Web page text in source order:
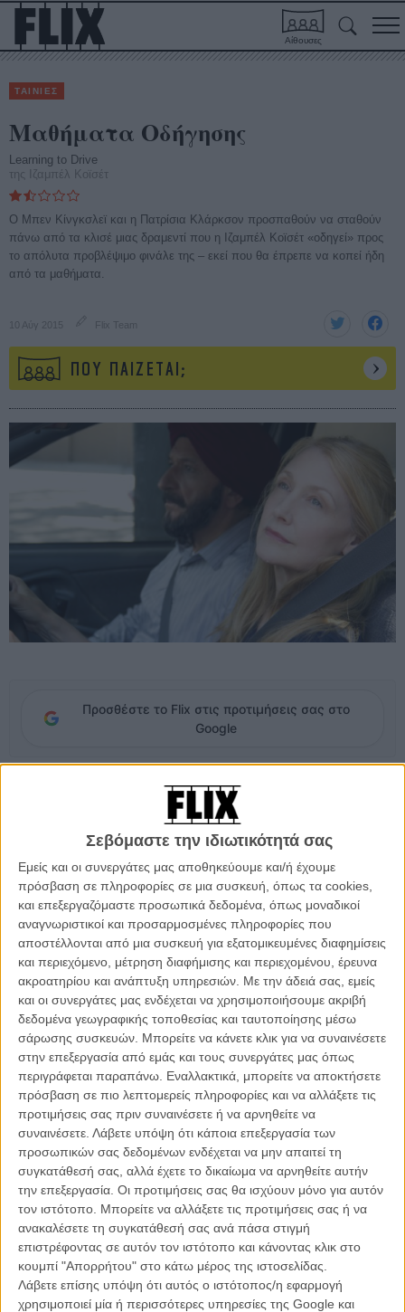
Σεβόμαστε την ιδιωτικότητά σας
Εμείς και οι συνεργάτες μας αποθηκεύουμε και/ή έχουμε
πρόσβαση σε πληροφορίες σε μια συσκευή, όπως τα cookies,
και επεξεργαζόμαστε προσωπικά δεδομένα, όπως μοναδικοί
αναγνωριστικοί και προσαρμοσμένες πληροφορίες που
αποστέλλονται από μια συσκευή για εξατομικευμένες διαφημίσεις
και περιεχόμενο, μέτρηση διαφήμισης και περιεχομένου, έρευνα
ακροατηρίου και ανάπτυξη υπηρεσιών. Με την άδειά σας, εμείς
και οι συνεργάτες μας ενδέχεται να χρησιμοποιήσουμε ακριβή
δεδομένα γεωγραφικής τοποθεσίας και ταυτοποίησης μέσω
σάρωσης συσκευών. Μπορείτε να κάνετε κλικ για να συναινέσετε
στην επεξεργασία από εμάς και τους συνεργάτες μας όπως
περιγράφεται παραπάνω. Εναλλακτικά, μπορείτε να αποκτήσετε
πρόσβαση σε πιο λεπτομερείς πληροφορίες και να αλλάξετε τις
προτιμήσεις σας πριν συναινέσετε ή να αρνηθείτε να
συναινέσετε. Λάβετε υπόψη ότι κάποια επεξεργασία των
προσωπικών σας δεδομένων ενδέχεται να μην απαιτεί τη
συγκατάθεσή σας, αλλά έχετε το δικαίωμα να αρνηθείτε αυτήν
την επεξεργασία. Οι προτιμήσεις σας θα ισχύουν μόνο για αυτόν
τον ιστότοπο. Μπορείτε να αλλάξετε τις προτιμήσεις σας ή να
ανακαλέσετε τη συγκατάθεσή σας ανά πάσα στιγμή
επιστρέφοντας σε αυτόν τον ιστότοπο και κάνοντας κλικ στο
κουμπί "Απορρήτου" στο κάτω μέρος της ιστοσελίδας.
Λάβετε επίσης υπόψη ότι αυτός ο ιστότοπος/η εφαρμογή
χρησιμοποιεί μία ή περισσότερες υπηρεσίες της Google και
Αίθουσες
ΤΑΙΝΙΕΣ
Μαθήματα Οδήγησης
Learning to Drive
της Ιζαμπέλ Κοϊσέτ
O Μπεν Κίνγκσλεϊ και η Πατρίσια Κλάρκσον προσπαθούν να σταθούν
πάνω από τα κλισέ μιας δραμεντί που η Ιζαμπέλ Κοϊσέτ «οδηγεί» προς
το απόλυτα προβλέψιμο φινάλε της – εκεί που θα έπρεπε να κοπεί ήδη
από τα μαθήματα.
10 Αύγ 2015 Flix Team
ΠΟΥ ΠΑΙΖΕΤΑΙ;
Προσθέστε το Flix στις προτιμήσεις σας στο
Google
Η Γουέντι είναι μια συγγραφέας που ο σύζυγος της μόλις την
εγκατέλειψε για μια νεότερη γυναίκα- ο Νταρβάν είναι ένας
γλυκομίλητος ταξιτζής από την Ινδία που είναι έτοιμος να
παντρευτεί με προξενιό. Καθώς η Γούεντι προσπαθεί να κερδίσει και
πάλι την ανεξαρτησία της, συναντά ένα εμπόδιο ιδιαίτερα κοινό
στους Νεοϋρκέζους: δεν ξέρει να οδηγεί. Θα προσλάβει τον
Νταρβάν για να της μάθει, κι όσο εκείνος της δείχνει πως να κρατά
το τιμόνι, εκείνη του δείχνει πως να προσεγγίζει τις γυναίκες. Μία
απρόσμενη φιλία τους φέρνει κοντά στη χαρά, το χιούμορ και την
αγάπη που βρίσκεις όταν ξεκινάς τη ζωή σου από την αρχή.
H άχρωμη μέχρι και αδιάφορη πλεόν φιλμογραφία της Ιζαμπέλ
Κοϊσέτ (με καλύτερη στιγμή της το «My Life Without Me» του 2003)
δεν παίρνει χρώμα ούτε από τη δεύτερη συνεργασία της εδώ με τον
Μπεν Κίνγκσλεϊ και την Πατρίσια Κλάρκσον (μετά το «Elegy» του
2008) σε ένα μικρό νεοϋορκέζικο φιλμ για τις δεύτερες ευκαιρίες στη
ζωή που αξίζει να συγκρατήσεις μόνο για τον τρόπο που οι δυο
πρωταγωνιστές του κάνουν ό,τι μπορούν για να το σώσουν από
την απόλυτη αδιαφορία...
Βασισμένο σε ένα άρθρο του New Yorker, το σενάριο του
«Μαθήματα Οδήγησης» δε διαθέτει ούτε την ελάχιστη
διακριτικότητα για να μην καταδείξει σε κάθε πιθανή ευκαιρία το
προφανές πως τα μαθήματα του τίτλου δεν είναι παρά μαθήματα
ζωής, ενώ επιπρόσθετα αγωνιά να μας κάνει να συμπαθήσουμε τον
«ξένο» Ινδό, ο οποίος αν και Αμερικάνος πολίτης παραμένει δέσμιος
του χρώματος του, των πολύχρωμων τουρμπάν που φοράει και της
κλειστής κοινότητας με την οποία αναγκαστικά ζει.